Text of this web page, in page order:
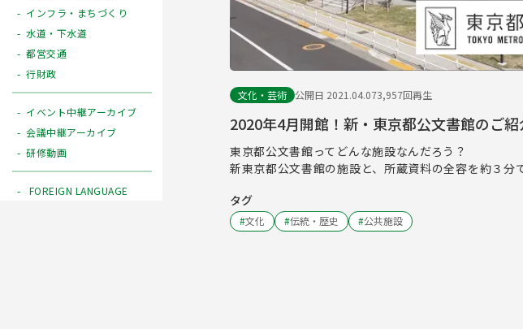
インフラ・まちづくり
水道・下水道
都営交通
行財政
イベント中継アーカイブ
会議中継アーカイブ
研修動画
FOREIGN LANGUAGE
文化・芸術 公開日 2021.04.073,957回再生
2020年4月開館！新・東京都公文書館のご紹
東京都公文書館ってどんな施設なんだろう？
新東京都公文書館の施設と、所蔵資料の全容を約３分
タグ
#文化 #伝統・歴史 #公共施設